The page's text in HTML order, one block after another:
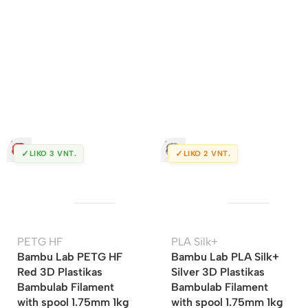
✓ LIKO 3 VNT.
PETG HF
Bambu Lab PETG HF
Red 3D Plastikas
Bambulab Filament
with spool 1.75mm 1kg
✓ LIKO 2 VNT.
PLA Silk+
Bambu Lab PLA Silk+
Silver 3D Plastikas
Bambulab Filament
with spool 1.75mm 1kg